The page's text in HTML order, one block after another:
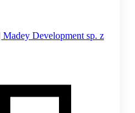
Development sp. z